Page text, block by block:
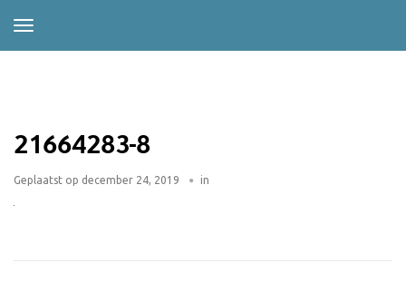
21664283-8
Geplaatst op december 24, 2019 in